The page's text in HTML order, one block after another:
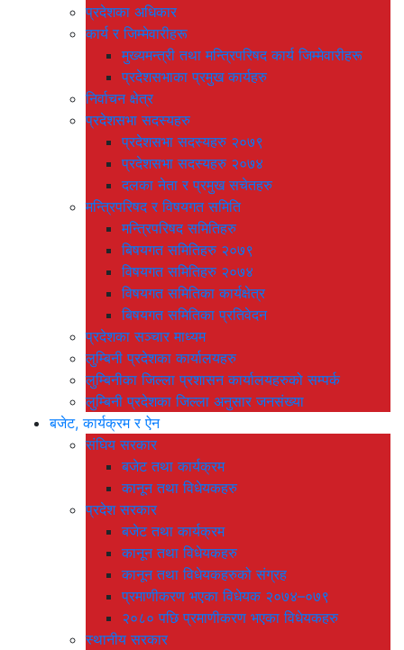
प्रदेशका अधिकार
कार्य र जिम्मेवारीहरू
मुख्यमन्त्री तथा मन्त्रिपरिषद कार्य जिम्मेवारीहरू
प्रदेशसभाका प्रमुख कार्यहरु
निर्वाचन क्षेत्र
प्रदेशसभा सदस्यहरु
प्रदेशसभा सदस्यहरु २०७९
प्रदेशसभा सदस्यहरु २०७४
दलका नेता र प्रमुख सचेतहरु
मन्त्रिपरिषद र विषयगत समिति
मन्त्रिपरिषद समितिहरु
बिषयगत समितिहरु २०७९
विषयगत समितिहरु २०७४
विषयगत समितिका कार्यक्षेत्र
बिषयगत समितिका प्रतिवेदन
प्रदेशका सञ्चार माध्यम
लुम्बिनी प्रदेशका कार्यालयहरु
लुम्बिनीका जिल्ला प्रशासन कार्यालयहरुको सम्पर्क
लुम्बिनी प्रदेशका जिल्ला अनुसार जनसंख्या
बजेट, कार्यक्रम र ऐन
संघिय सरकार
बजेट तथा कार्यक्रम
कानून तथा विधेयकहरु
प्रदेश सरकार
बजेट तथा कार्यक्रम
कानून तथा विधेयकहरु
कानून तथा विधेयकहरुको संग्रह
प्रमाणीकरण भएका विधेयक २०७४–०७९
२०८० पछि प्रमाणीकरण भएका विधेयकहरु
स्थानीय सरकार